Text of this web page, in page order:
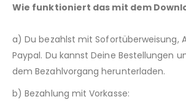
Wie funktioniert das mit dem
a) Du bezahlst mit Sofortüberweisung,
Paypal. Du kannst Deine Bestellungen
dem Bezahlvorgang herunterladen.
b) Bezahlung mit Vorkasse: